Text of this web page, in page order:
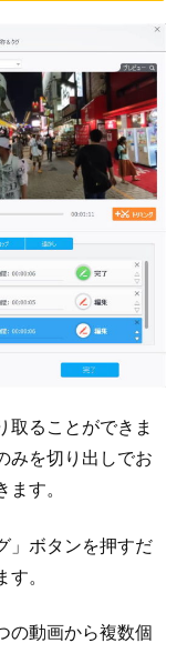
取ることができま
みを切り出しでお
す。
」ボタンを押すだ
。
の動画から複数個